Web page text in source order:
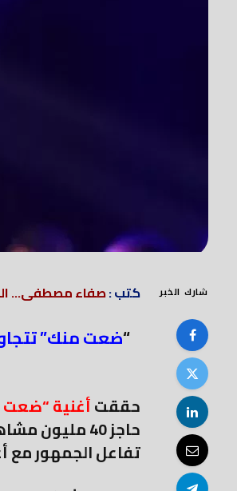
شارك الخبر كتب :صفاء مصطفى...
“
حققتأغنية “ضعت
حاجز 40
تفاعل الجمهور مع